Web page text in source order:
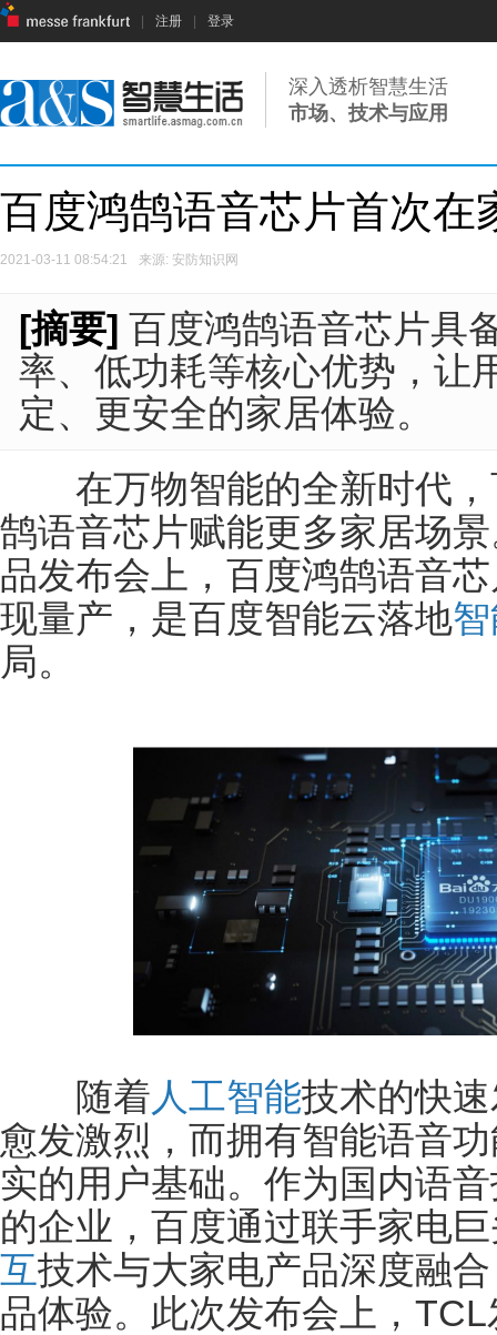
注册 登录
深入透析智慧生活
市场、技术与应用
百度鸿鹄语音芯片首次在
2021-03-11 08:54:21 来源: 安防知识网
[摘要] 百度鸿鹄语音芯片具
率、低功耗等核心优势，让
定、更安全的家居体验。
在万物智能的全新时代，
鹄语音芯片赋能更多家居场
品发布会上，百度鸿鹄语音
现量产，是百度智能云落地
局。
随着人工智能技术的快
愈发激烈，而拥有智能语音
实的用户基础。作为国内语
的企业，百度通过联手家电
互技术与大家电产品深度融
品体验。此次发布会上，